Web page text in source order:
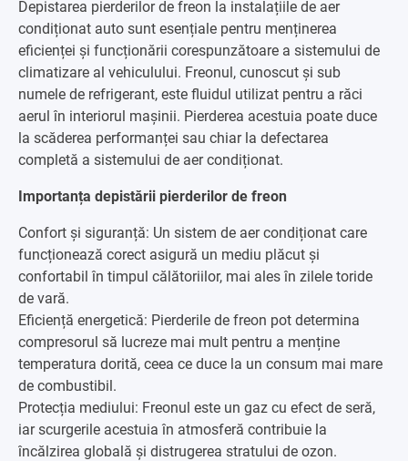
Depistarea pierderilor de freon la instalațiile de aer
condiționat auto sunt esențiale pentru menținerea
eficienței și funcționării corespunzătoare a sistemului de
climatizare al vehiculului. Freonul, cunoscut și sub
numele de refrigerant, este fluidul utilizat pentru a răci
aerul în interiorul mașinii. Pierderea acestuia poate duce
la scăderea performanței sau chiar la defectarea
completă a sistemului de aer condiționat.
Importanța depistării pierderilor de freon
Confort și siguranță: Un sistem de aer condiționat care
funcționează corect asigură un mediu plăcut și
confortabil în timpul călătoriilor, mai ales în zilele toride
de vară.
Eficiență energetică: Pierderile de freon pot determina
compresorul să lucreze mai mult pentru a menține
temperatura dorită, ceea ce duce la un consum mai mare
de combustibil.
Protecția mediului: Freonul este un gaz cu efect de seră,
iar scurgerile acestuia în atmosferă contribuie la
încălzirea globală și distrugerea stratului de ozon.